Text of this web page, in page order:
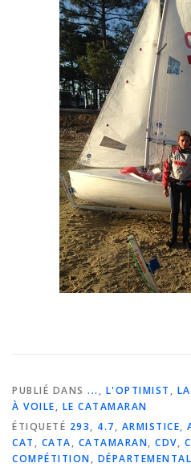
PUBLIÉ DANS ... , L'OPTIMIST ,
À VOILE, LE CATAMARAN
ÉTIQUETÉ 293, 4.7, ARMISTICE,
CAT , CATA, CATAMARAN, CDV,
COMPÉTITION,